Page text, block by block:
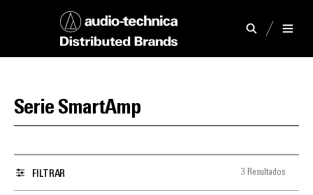
Serie SmartAmp
FILTRAR 3 Resultados